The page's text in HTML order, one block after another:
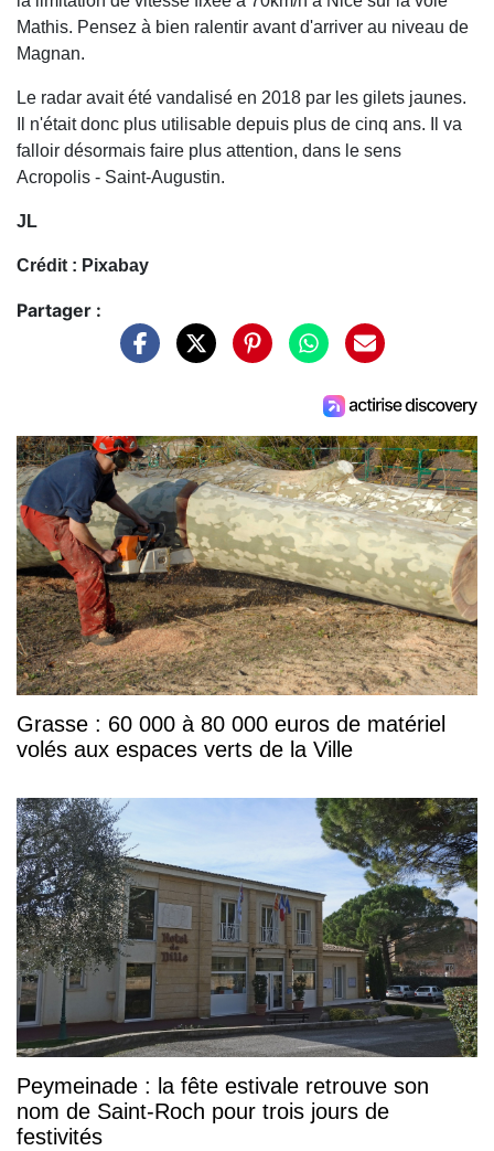
Mathis. Pensez à bien ralentir avant d'arriver au niveau de
Magnan.
Le radar avait été vandalisé en 2018 par les gilets jaunes.
Il n'était donc plus utilisable depuis plus de cinq ans. Il va
falloir désormais faire plus attention, dans le sens
Acropolis - Saint-Augustin.
JL
Crédit : Pixabay
Partager :
Grasse : 60 000 à 80 000 euros de matériel
volés aux espaces verts de la Ville
Peymeinade : la fête estivale retrouve son
nom de Saint-Roch pour trois jours de
festivités